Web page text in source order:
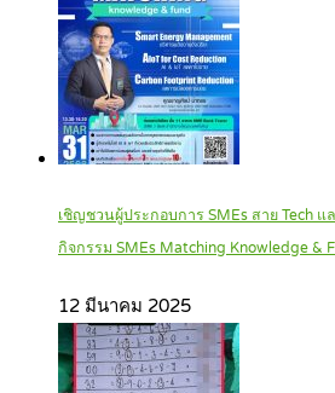
เชิญชวนผู้ประกอบการ SMEs สาย Tech แ
กิจกรรม SMEs Matching Knowledge &
12 มีนาคม 2025